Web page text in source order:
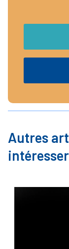
Autres
intéresser